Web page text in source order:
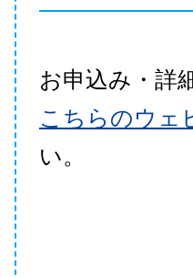
お申込み・詳
こちらのウェ
い。